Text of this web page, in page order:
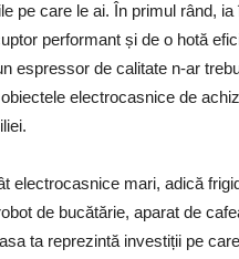
pe care le ai. În primul rând,
performant și de o hotă
espressor de calitate n-ar
electrocasnice de
electrocasnice mari, adică
de bucătărie, aparat de
ta reprezintă investiții pe